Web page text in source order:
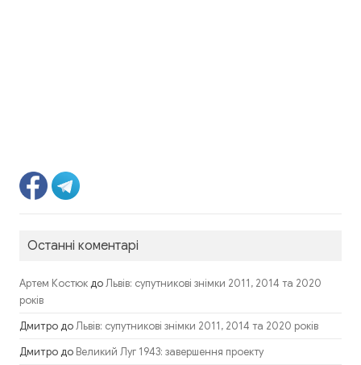
Останні коментарі
Артем КостюкдоЛьвів: супутникові знімки 2011, 2014 та 2020
років
ДмитродоЛьвів: супутникові знімки 2011, 2014 та 2020 років
Дмитродо Великий Луг 1943: завершення проекту